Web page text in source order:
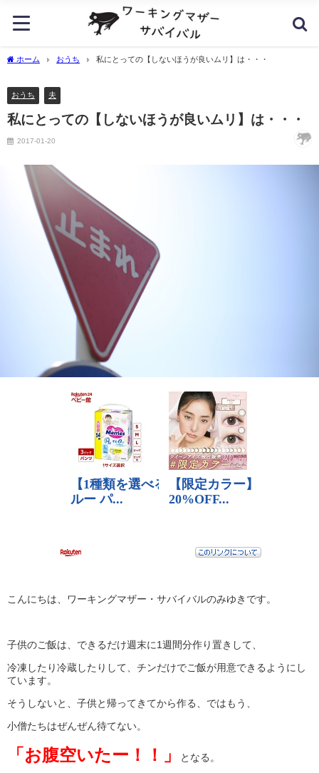
ホーム おうち 私にとっての【しないほうが良いムリ】は・・・
おうち 夫
私にとっての【しないほうが良いムリ】は・・・
2017-01-20
こんにちは、ワーキングマザー・サバイバルのみゆきです。
子供のご飯は、できるだけ週末に1週間分作り置きして、
冷凍したり冷蔵したりして、チンだけでご飯が用意できるようにし
ています。
そうしないと、子供と帰ってきてから作る、ではもう、
小僧たちはぜんぜん待てない。
「お腹空いたー！！」 となる。